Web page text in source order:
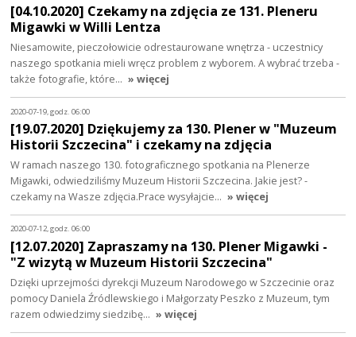
[04.10.2020] Czekamy na zdjęcia ze 131. Pleneru
Migawki w Willi Lentza
Niesamowite, pieczołowicie odrestaurowane wnętrza - uczestnicy
naszego spotkania mieli wręcz problem z wyborem. A wybrać trzeba -
także fotografie, które… » więcej
2020-07-19, godz. 06:00
[19.07.2020] Dziękujemy za 130. Plener w "Muzeum
Historii Szczecina" i czekamy na zdjęcia
W ramach naszego 130. fotograficznego spotkania na Plenerze
Migawki, odwiedziliśmy Muzeum Historii Szczecina. Jakie jest? -
czekamy na Wasze zdjęcia.Prace wysyłajcie… » więcej
2020-07-12, godz. 06:00
[12.07.2020] Zapraszamy na 130. Plener Migawki -
"Z wizytą w Muzeum Historii Szczecina"
Dzięki uprzejmości dyrekcji Muzeum Narodowego w Szczecinie oraz
pomocy Daniela Źródlewskiego i Małgorzaty Peszko z Muzeum, tym
razem odwiedzimy siedzibę… » więcej